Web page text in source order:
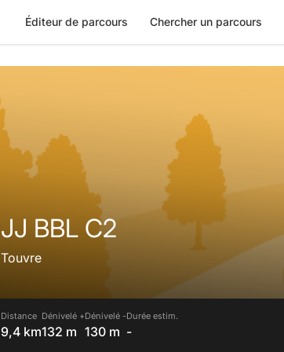
Éditeur de parcours Chercher un parcours
JJ BBL C2
Touvre
Distance
9,4 km
Dénivelé +
132 m
Dénivelé -
130 m
Durée estim.
-